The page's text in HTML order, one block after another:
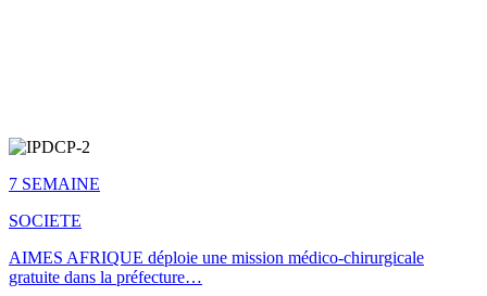
7 SEMAINE
SOCIETE
AIMES AFRIQUE déploie une mission médico-chirurgicale
gratuite dans la préfecture…